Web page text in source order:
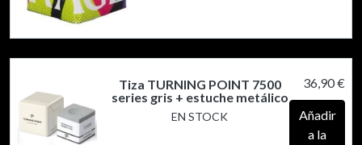
Tiza TURNING POINT 7500
series gris + estuche metálico
EN STOCK
36,90 €
Añadir
a la